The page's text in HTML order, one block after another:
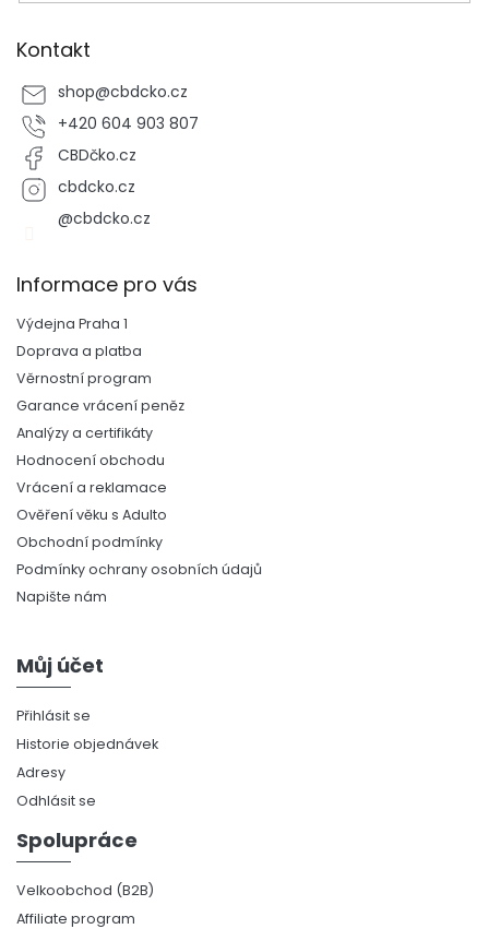
Kontakt
shop@cbdcko.cz
+420 604 903 807
CBDčko.cz
cbdcko.cz
@cbdcko.cz
Informace pro vás
Výdejna Praha 1
Doprava a platba
Věrnostní program
Garance vrácení peněz
Analýzy a certifikáty
Hodnocení obchodu
Vrácení a reklamace
Ověření věku s Adulto
Obchodní podmínky
Podmínky ochrany osobních údajů
Napište nám
Můj účet
Přihlásit se
Historie objednávek
Adresy
Odhlásit se
Spolupráce
Velkoobchod (B2B)
Affiliate program